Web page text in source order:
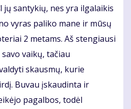
jų santykių, nes yra ilgalaikis
vyras paliko mane ir mūsų
2 metams. Aš stengiausi
vaikų, tačiau
skausmų, kurie
Buvau įskaudinta ir
pagalbos, todėl